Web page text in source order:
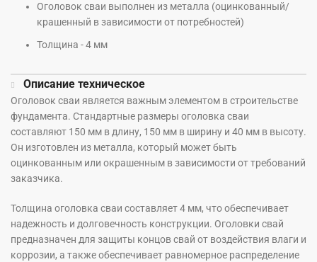
Оголовок сваи выполнен из металла (оцинкованный/
крашенный в зависимости от потребностей)
Толщина - 4 мм
Описание техническое
Оголовок сваи является важным элементом в строительстве
фундамента. Стандартные размеры оголовка сваи
составляют 150 мм в длину, 150 мм в ширину и 40 мм в высоту.
Он изготовлен из металла, который может быть
оцинкованным или окрашенным в зависимости от требований
заказчика.
Толщина оголовка сваи составляет 4 мм, что обеспечивает
надежность и долговечность конструкции. Оголовки свай
предназначен для защиты концов свай от воздействия влаги и
коррозии, а также обеспечивает равномерное распределение